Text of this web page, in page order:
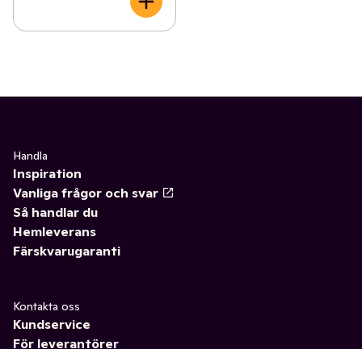
Handla
Inspiration
Vanliga frågor och svar
Så handlar du
Hemleverans
Färskvarugaranti
Kontakta oss
Kundservice
För leverantörer